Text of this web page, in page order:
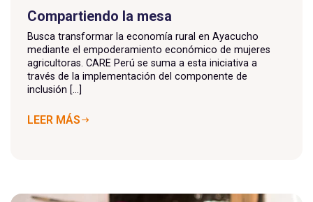
Compartiendo la mesa
Busca transformar la economía rural en Ayacucho
mediante el empoderamiento económico de mujeres
agricultoras. CARE Perú se suma a esta iniciativa a
través de la implementación del componente de
inclusión [...]
LEER MÁS